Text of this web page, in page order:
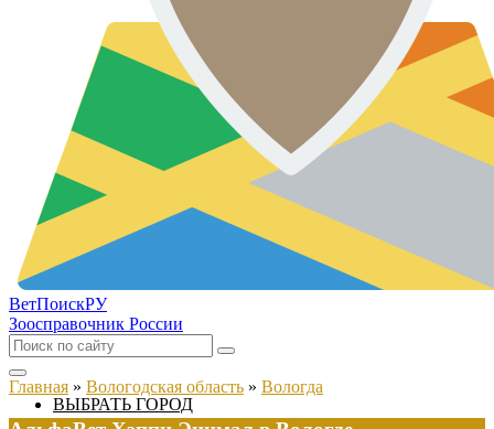
ВетПоискРУ
Зоосправочник России
ВЫБРАТЬ ГОРОД
Главная » Вологодская область » Вологда